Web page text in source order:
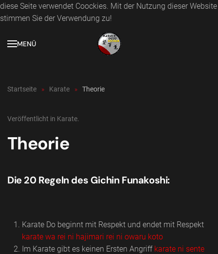
diese Seite verwendet Coockies. Mit der Nutzung dieser Website
stimmen Sie der Verwendung zu!
MENÜ
Startseite Karate Theorie
Veröffentlicht in Karate.
Theorie
Die 20 Regeln des Gichin Funakoshi:
Karate Do beginnt mit Respekt und endet mit Respekt
karate wa rei ni hajimari rei ni owaru koto
Im Karate gibt es keinen Ersten Angriff karate ni sente